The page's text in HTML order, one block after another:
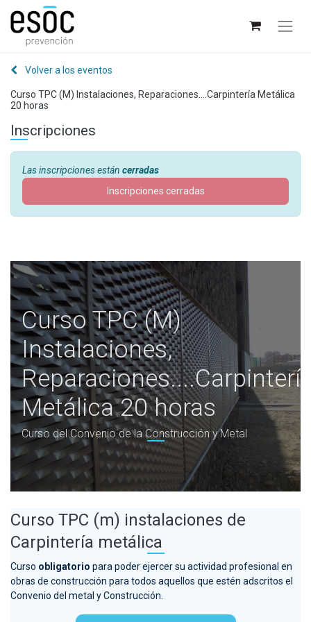
Volver a los eventos
Curso TPC (M) Instalaciones, Reparaciones....Carpintería Metálica
20 horas
Inscripciones
Las inscripciones están cerradas
Inscripciones cerradas
Curso TPC (M)
Instalaciones,
Metálica 20 horas
Curso del Convenio de la Construcción y Metal
Curso TPC (m) instalaciones de
Carpintería metálica
Curso obligatorio para poder ejercer su actividad profesional en
obras de construcción para todos aquellos que estén adscritos el
Convenio del metal y Construcción.